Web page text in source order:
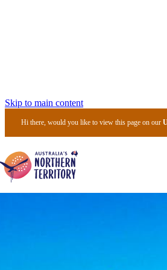
Skip to main content
Hi there, would you like to view this page on our